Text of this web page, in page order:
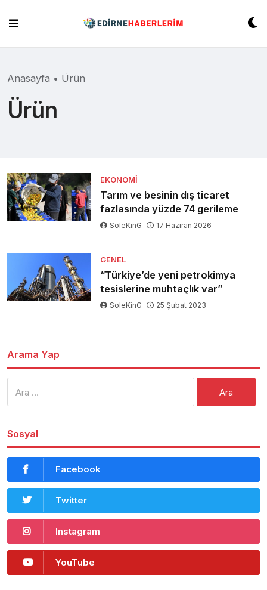
content
Anasayfa • Ürün
Ürün
EKONOMI
Tarım ve besinin dış ticaret
fazlasında yüzde 74 gerileme
SoleKinG 17 Haziran 2026
GENEL
“Türkiye’de yeni petrokimya
tesislerine muhtaçlık var”
SoleKinG 25 Şubat 2023
Arama Yap
Sosyal
Facebook
Twitter
Instagram
YouTube